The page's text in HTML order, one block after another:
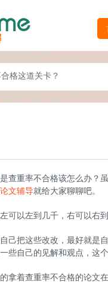
格这道关卡？
重率不合格该怎么办？
论文辅导就给大家聊聊吧。
以左到几千，右可以右
把这些改改，最好就是
些自己的见解和观点，这
着查重率不合格的论文